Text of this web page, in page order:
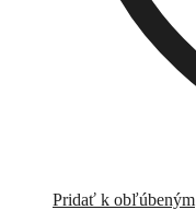
Pridať k obľúbeným